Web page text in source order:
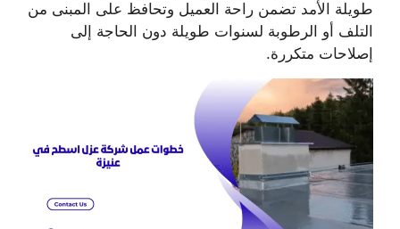
طويلة الأمد تضمن راحة العميل وتحافظ على المبنى من
التلف أو الرطوبة لسنوات طويلة دون الحاجة إلى
إصلاحات متكررة.